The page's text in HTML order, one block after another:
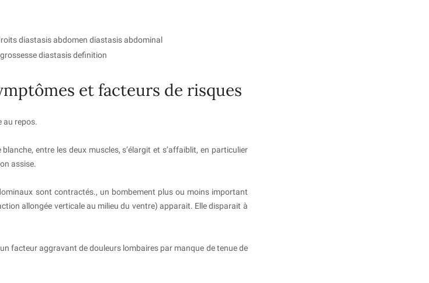
et facteurs de risques
au repos.
entre les deux muscles, s’élargit et s’affaiblit, en particulier
assise.
sont contractés., un bombement plus ou moins important
allongée verticale au milieu du ventre) apparait. Elle disparait à
facteur aggravant de douleurs lombaires par manque de tenue de